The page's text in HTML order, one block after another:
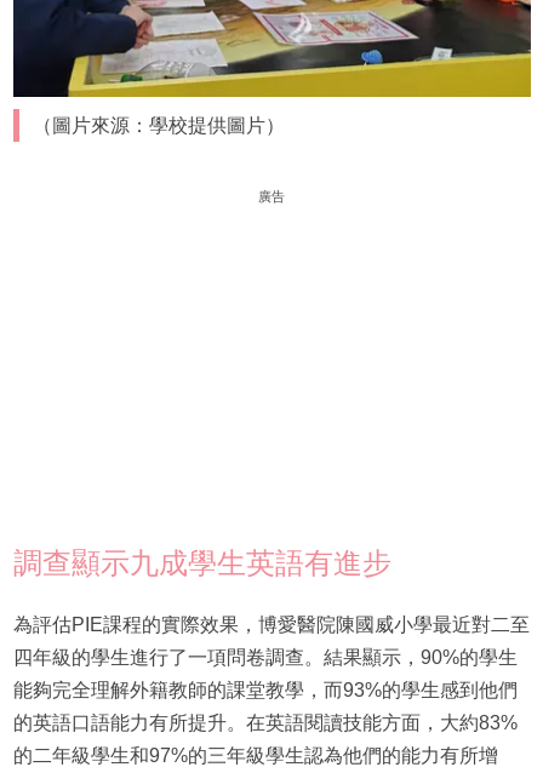
（圖片來源：學校提供圖片）
廣告
調查顯示九成學生英語有進步
為評估PIE課程的實際效果，博愛醫院陳國威小學最近對二至
四年級的學生進行了一項問卷調查。結果顯示，90%的學生
能夠完全理解外籍教師的課堂教學，而93%的學生感到他們
的英語口語能力有所提升。在英語閱讀技能方面，大約83%
的二年級學生和97%的三年級學生認為他們的能力有所增